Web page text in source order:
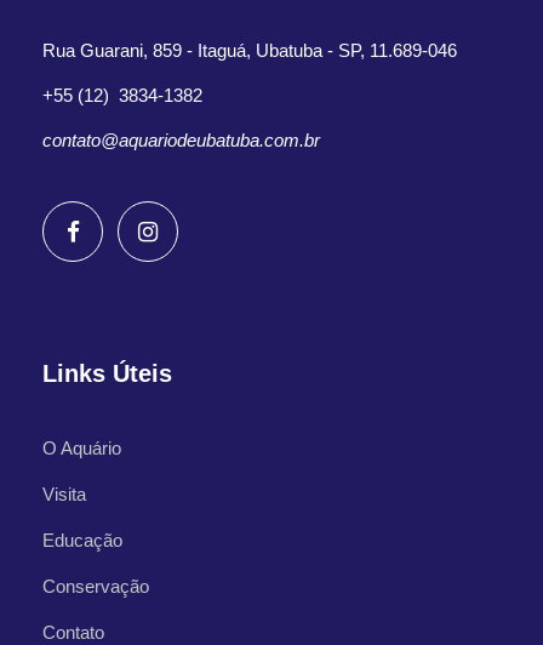
Rua Guarani, 859 - Itaguá, Ubatuba - SP, 11.689-046
+55 (12) 3834-1382
contato@aquariodeubatuba.com.br
Links Úteis
O Aquário
Visita
Educação
Conservação
Contato